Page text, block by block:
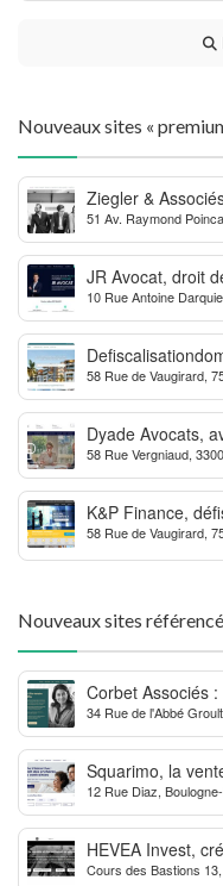
Nouveaux sites «
Ziegler &
cryptomonnaie et
51 Av. Raymond
JR Avocat, droit
10 Rue Antoine
Outre-mer
58 Rue de Vaugirard,
Dyade Avocats,
MDPH
58 Rue Vergniaud,
K&P Finance,
58 Rue de Vaugirard,
Nouveaux sites
Corbet Associés
d’Entreprise
34 Rue de l'Abbé
Squarimo, la
dynamise les
12 Rue Diaz,
HEVEA Invest,
Suisse
Cours des Bastions